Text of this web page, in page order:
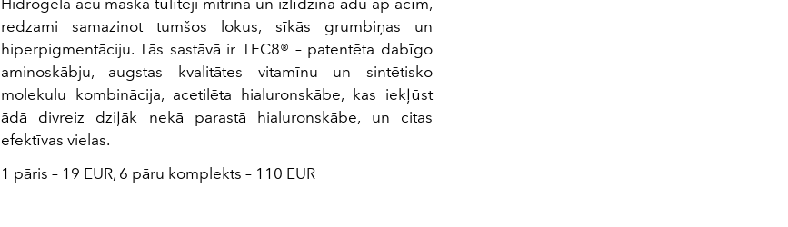
Hidrogela acu maska tūlītēji mitrina un izlīdzina ādu ap acīm,
redzami samazinot tumšos lokus, sīkās grumbiņas un
hiperpigmentāciju. Tās sastāvā ir TFC8® – patentēta dabīgo
aminoskābju, augstas kvalitātes vitamīnu un sintētisko
molekulu kombinācija, acetilēta hialuronskābe, kas iekļūst
ādā divreiz dziļāk nekā parastā hialuronskābe, un citas
efektīvas vielas.
1 pāris – 19 EUR, 6 pāru komplekts – 110 EUR